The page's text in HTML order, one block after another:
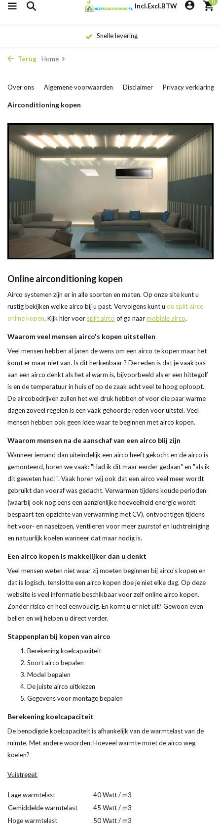
Incl.Excl.BTW
Snelle levering
Terug Home
Over ons Algemene voorwaarden Disclaimer Privacy verklaring
Airconditioning kopen
Online airconditioning kopen
Airco systemen zijn er in alle soorten en maten. Op onze site kunt u
rustig bekijken welke airco bij u past. Vervolgens kunt u de split airco
online kopen. Kijk hier voor split airco of ga naarmobiele airco.
Waarom veel mensen airco's kopen uitstellen
Veel mensen hebben al jaren de wens om een airco te kopen maar het
komt er maar niet van. Is dit herkenbaar ? De reden is dat je vaak pas
aan een airco denkt als het al warm is, bijvoorbeeld als er een hittegolf
is en de temperatuur in huis of op de zaak echt veel te hoog oploopt.
De aircobedrijven zullen het wel druk hebben of voor die paar warme
dagen zoveel regelen is een vaak gehoorde reden voor uitstel. Veel
mensen hebben ook geen idee waar te beginnen met airco kopen.
Waarom mensen na de aanschaf van een airco blij zijn
Wanneer iemand dan uiteindelijk een airco heeft gekocht en de airco is
gemonteerd, horen we vaak: "Had ik dit maar eerder gedaan" en "als ik
dit geweten had!". Vaak horen wij ook dat een airco veel meer wordt
gebruikt dan vooraf was gedacht. Verwarmen tijdens koude perioden
(waarbij ook nog eens een aanzienlijke hoeveelheid energie wordt
bespaart ten opzichte van verwarming met CV), ontvochtigen tijdens
het voor- en naseizoen, ventileren voor meer zuurstof en luchtreiniging
en natuurlijk koelen wanneer dat maar nodig is.
Een airco kopen is makkelijker dan u denkt
Veel mensen weten niet waar zij moeten beginnen bij airco's kopen en
dat is logisch, tenslotte een airco kopen doe je niet elke dag. Op deze
website is veel informatie beschikbaar voor zelf online airco kopen.
Zonder risico en heel eenvoudig. En komt u er niet uit? Gewoon even
bellen en wij helpen u direct verder.
Stappenplan bij kopen van airco
Berekening koelcapaciteit
Soort airco bepalen
Model bepalen
De juiste airco uitkiezen
Gegevens voor montage bepalen
Berekening koelcapaciteit
De benodigde koelcapaciteit is afhankelijk van de warmtelast van de
ruimte. Met andere woorden: Hoeveel warmte moet de airco weg
koelen?
Vuistregel:
Lage warmtelast
40 Watt / m3
Gemiddelde warmtelast
45 Watt / m3
Hoge warmtelast
50 Watt / m3